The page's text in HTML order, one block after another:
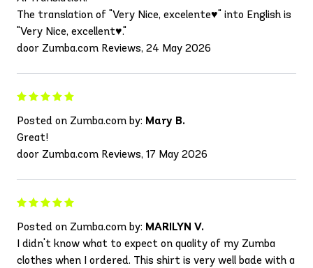
The translation of "Very Nice, excelente♥️" into English is
"Very Nice, excellent♥️."
door Zumba.com Reviews, 24 May 2026
Posted on Zumba.com by: Mary B.
Great!
door Zumba.com Reviews, 17 May 2026
Posted on Zumba.com by: MARILYN V.
I didn't know what to expect on quality of my Zumba
clothes when I ordered. This shirt is very well bade with a